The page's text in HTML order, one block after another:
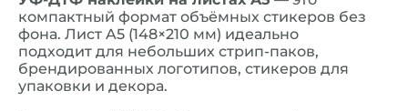
компактный формат объёмных стикеров без
фона. Лист A5 (148×210 мм) идеально
подходит для небольших стрип-паков,
брендированных логотипов, стикеров для
упаковки и декора.